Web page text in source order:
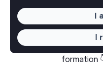
Le mot de
Pourquoi
formation
I
I